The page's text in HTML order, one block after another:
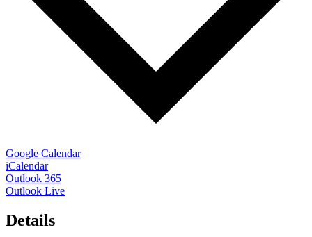
Google Calendar
iCalendar
Outlook 365
Outlook Live
Details